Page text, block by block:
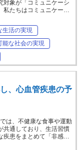
対象が「コミュニケーシ
私たちはコミュニケー…
生活の実現
能な社会の実現
、心血管疾患の予
は、不健康な食事や運動
共通しており、生活習慣
疾患をまとめて「非感…